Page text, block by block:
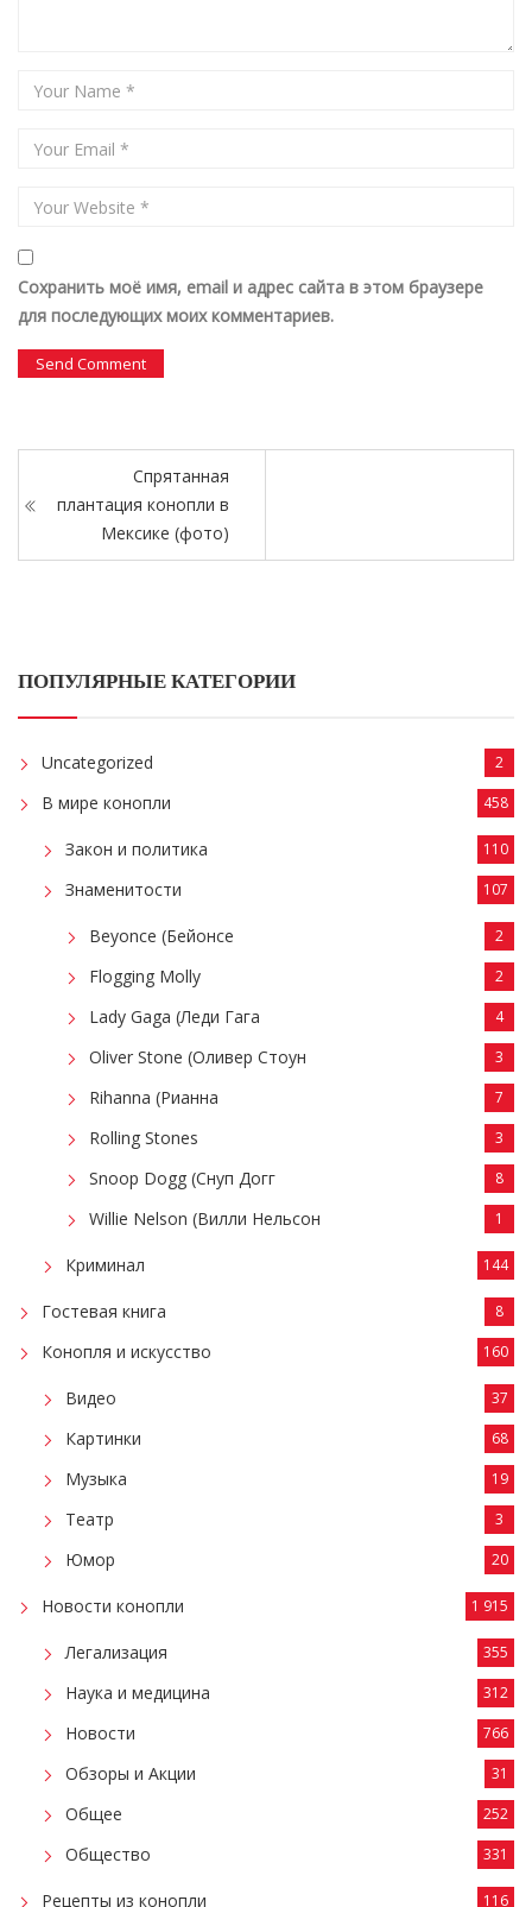
Сохранить моё имя, email и адрес сайта в этом браузере
для последующих моих комментариев.
Спрятанная
плантация конопли в
Мексике (фото)
ПОПУЛЯРНЫЕ КАТЕГОРИИ
Uncategorized 2
В мире конопли 458
Закон и политика 110
Знаменитости 107
Beyonce (Бейонсе 2
Flogging Molly 2
Lady Gaga (Леди Гага 4
Oliver Stone (Оливер Стоун 3
Rihanna (Рианна 7
Rolling Stones 3
Snoop Dogg (Снуп Догг 8
Willie Nelson (Вилли Нельсон 1
Криминал 144
Гостевая книга 8
Конопля и искусство 160
Видео 37
Картинки 68
Музыка 19
Театр 3
Юмор 20
Новости конопли 1 915
Легализация 355
Наука и медицина 312
Новости 766
Обзоры и Акции 31
Общее 252
Общество 331
Рецепты из конопли 116